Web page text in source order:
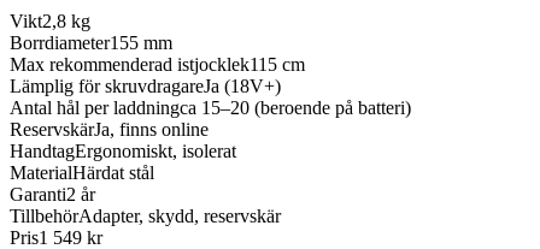
Vikt2,8 kg
Borrdiameter155 mm
Max rekommenderad istjocklek115 cm
Lämplig för skruvdragareJa (18V+)
Antal hål per laddningca 15–20 (beroende på batteri)
ReservskärJa, finns online
HandtagErgonomiskt, isolerat
MaterialHärdat stål
Garanti2 år
TillbehörAdapter, skydd, reservskär
Pris1 549 kr